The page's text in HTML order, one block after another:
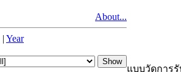
About...
| Year
แบบวัดการ